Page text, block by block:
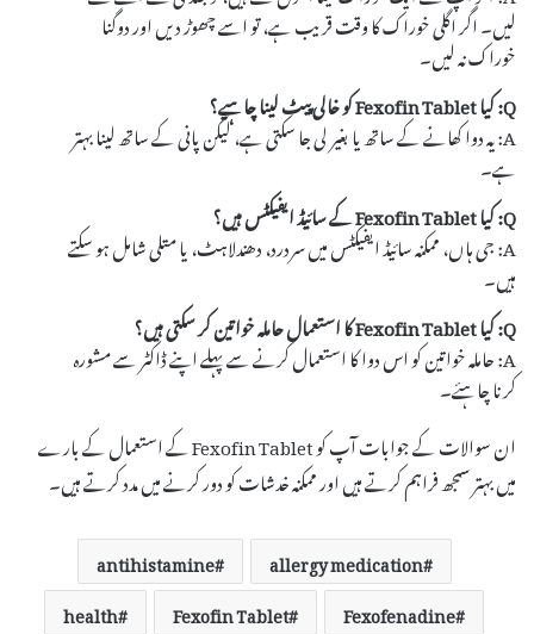
لیں۔ اگر اگلی خوراک کا وقت قریب ہے، تو اسے چھوڑ دیں اور دوگنا
خوراک نہ لیں۔
Q: کیا Fexofin Tablet کو خالی پیٹ لینا چاہیے؟
A: یہ دوا کھانے کے ساتھ یا بغیر لی جا سکتی ہے، لیکن پانی کے ساتھ لینا بہتر
ہے۔
Q: کیا Fexofin Tablet کے سائیڈ ایفیکٹس ہیں؟
A: جی ہاں، ممکنہ سائیڈ ایفیکٹس میں سردرد، دھندلاہٹ، یا متلی شامل ہو سکتے
ہیں۔
Q: کیا Fexofin Tablet کا استعمال حاملہ خواتین کر سکتی ہیں؟
A: حاملہ خواتین کو اس دوا کا استعمال کرنے سے پہلے اپنے ڈاکٹر سے مشورہ
کرنا چاہئے۔
ان سوالات کے جوابات آپ کو Fexofin Tablet کے استعمال کے بارے
میں بہتر سمجھ فراہم کرتے ہیں اور ممکنہ خدشات کو دور کرنے میں مدد کرتے ہیں۔
allergy medication
antihistamine
Fexofenadine
Fexofin Tablet
health